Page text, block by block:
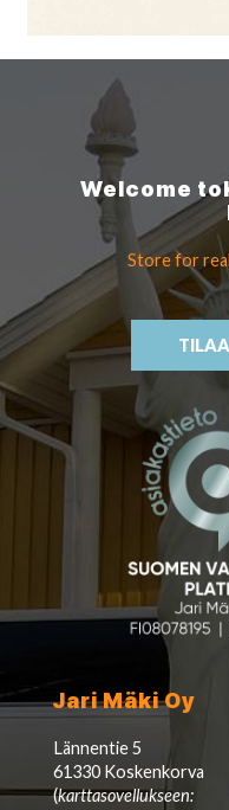
Welcome to
Store for
Jari Mäki Oy
Lännentie 5
61330 Koskenkorva
(karttasovellukseen: